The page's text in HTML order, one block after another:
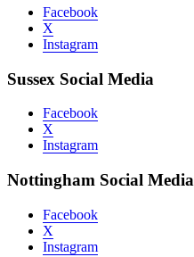
Facebook
X
Instagram
Sussex Social Media
Facebook
X
Instagram
Nottingham Social Media
Facebook
X
Instagram